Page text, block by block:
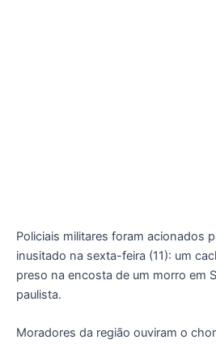
Policiais militares foram acionados
inusitado na sexta-feira (11): um
preso na encosta de um morro em
paulista.
Moradores da região ouviram o